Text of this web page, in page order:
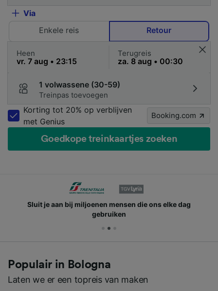
Via
Enkele reis
Retour
Heen Terugreis
1 volwassene (30-59)
Treinpas toevoegen
Korting tot 20% op verblijven
met Genius
Booking.com
Goedkope treinkaartjes zoeken
Sluit je aan bij miljoenen mensen die ons elke dag
gebruiken
Populair in Bologna
Laten we er een topreis van maken